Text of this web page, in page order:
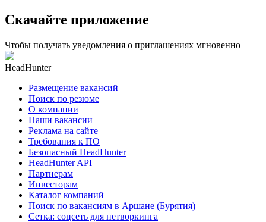
Скачайте приложение
Чтобы получать уведомления о приглашениях мгновенно
HeadHunter
Размещение вакансий
Поиск по резюме
О компании
Наши вакансии
Реклама на сайте
Требования к ПО
Безопасный HeadHunter
HeadHunter API
Партнерам
Инвесторам
Каталог компаний
Поиск по вакансиям в Аршане (Бурятия)
Сетка: соцсеть для нетворкинга